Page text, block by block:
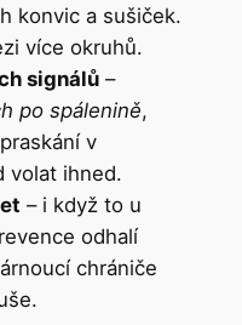
konvic a sušiček.
více okruhů.
signálů–
po spálenině,
v
volat ihned.
– i když to u
odhalí
chrániče